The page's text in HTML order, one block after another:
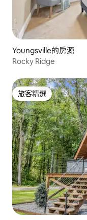
Youngsville的房源
Rocky Ridge
旅客精選
旅客精選